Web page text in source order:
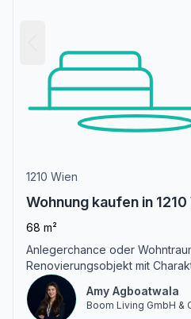
1210 Wien
Wohnung kaufen in 1210
68 m²
Anlegerchance oder
Renovierungsobjekt mit
Amy Agboatwala
Boom Living GmbH &